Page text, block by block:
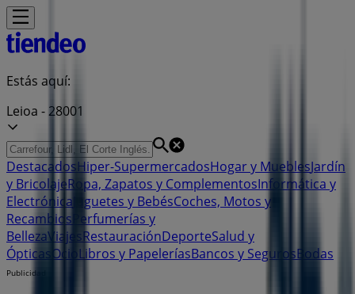
Estás aquí:
Leioa - 28001
DestacadosHiper-SupermercadosHogar y MueblesJardín
y BricolajeRopa, Zapatos y ComplementosInformática y
Electrónica Juguetes y BebésCoches, Motos y
Recambios Perfumerías y
BellezaViajesRestauraciónDeporteSalud y
Ópticas Ocio Libros y PapeleríasBancos y SegurosBodas
Publicidad